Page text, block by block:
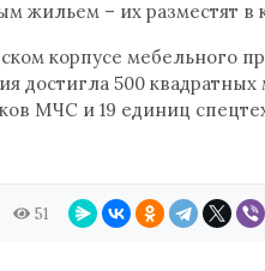
жильем – их разместят в
корпусе мебельного
достигла 500
МЧС и 19 единиц
51